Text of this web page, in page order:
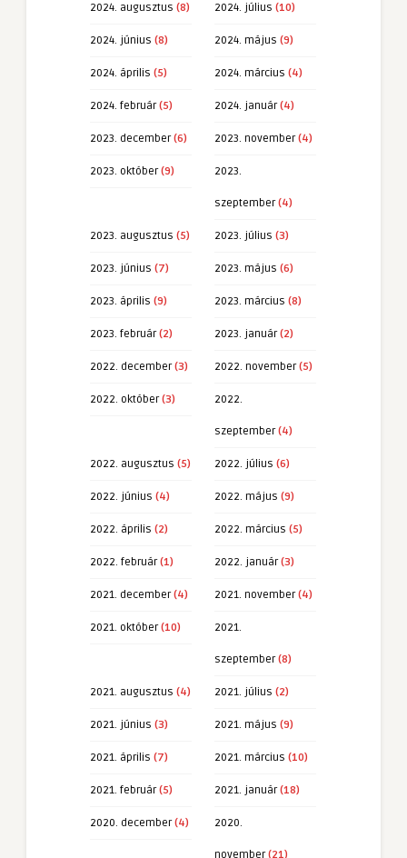
2024. augusztus (8) 2024. július (10)
2024. június (8) 2024. május (9)
2024. április (5) 2024. március (4)
2024. február(5) 2024. január(4)
2023. december(6) 2023. november(4)
2023. október(9) 2023.
szeptember(4)
2023. augusztus (5) 2023. július (3)
2023. június (7) 2023. május (6)
2023. április (9) 2023. március (8)
2023. február(2) 2023. január(2)
2022. december(3) 2022. november(5)
2022. október(3) 2022.
szeptember(4)
2022. augusztus (5) 2022. július (6)
2022. június (4) 2022. május (9)
2022. április (2) 2022. március (5)
2022. február(1) 2022. január(3)
2021. december(4) 2021. november(4)
2021. október(10) 2021.
szeptember(8)
2021. augusztus (4) 2021. július (2)
2021. június (3) 2021. május (9)
2021. április (7) 2021. március (10)
2021. február(5) 2021. január(18)
2020. december(4) 2020.
november(21)